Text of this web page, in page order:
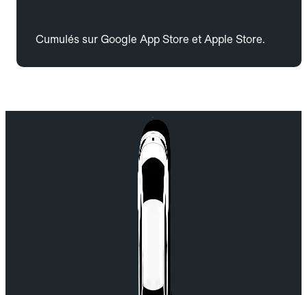
Cumulés sur Google App Store et Apple Store.